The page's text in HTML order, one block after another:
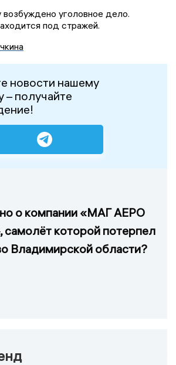
уголовное дело.
под стражей.
новости нашему
получайте
о компании «МАГ АЕРО
которой потерпел
Владимирской области?